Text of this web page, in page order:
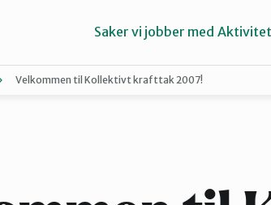
Saker vi jobber med
Velkommen til Kollektivt krafttak 2007!